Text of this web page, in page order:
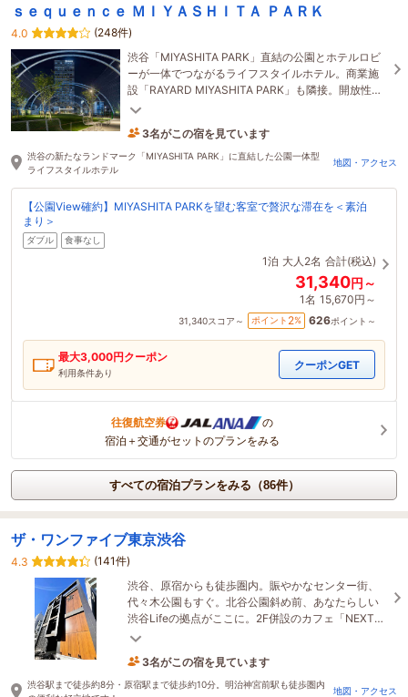
ｓｅｑｕｅｎｃｅ ＭＩＹＡＳＨＩＴＡ ＰＡＲＫ
4.0
(248件)
渋谷「MIYASHITA PARK」直結の公園とホテルロビ
ーが一体でつながるライフスタイルホテル。商業施
設「RAYARD MIYASHITA PARK」も隣接。開放性、
利便性を備えたホテルです。
3名がこの宿を見ています
渋谷の新たなランドマーク「MIYASHITA PARK」に直結した公園一体型
ライフスタイルホテル
地図・アクセス
【公園View確約】MIYASHITA PARKを望む客室で贅沢な滞在を＜素泊
まり＞
ダブル 食事なし
1泊 大人2名 合計(税込)
31,340円～
1名 15,670円～
31,340スコア～ ポイント 2% 626ポイント～
最大3,000円クーポン
利用条件あり
クーポンGET
往復航空券
の
宿泊＋交通がセットのプランをみる
すべての宿泊プランをみる（86件）
ザ・ワンファイブ東京渋谷
4.3
(141件)
渋谷、原宿からも徒歩圏内。賑やかなセンター街、
代々木公園もすぐ。北谷公園斜め前、あなたらしい
渋谷Lifeの拠点がここに。2F併設のカフェ「NEXT
DOOR」では焼き立てパニーニやスイーツが召し上
3名がこの宿を見ています
渋谷駅まで徒歩約8分・原宿駅まで徒歩約10分。明治神宮前駅も徒歩圏内
地図・アクセス